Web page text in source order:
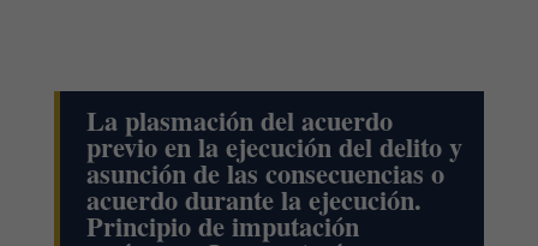
La plasmación del acuerdo
previo en la ejecución del delito y
asunción de las consecuencias o
acuerdo durante la ejecución.
Principio de imputación